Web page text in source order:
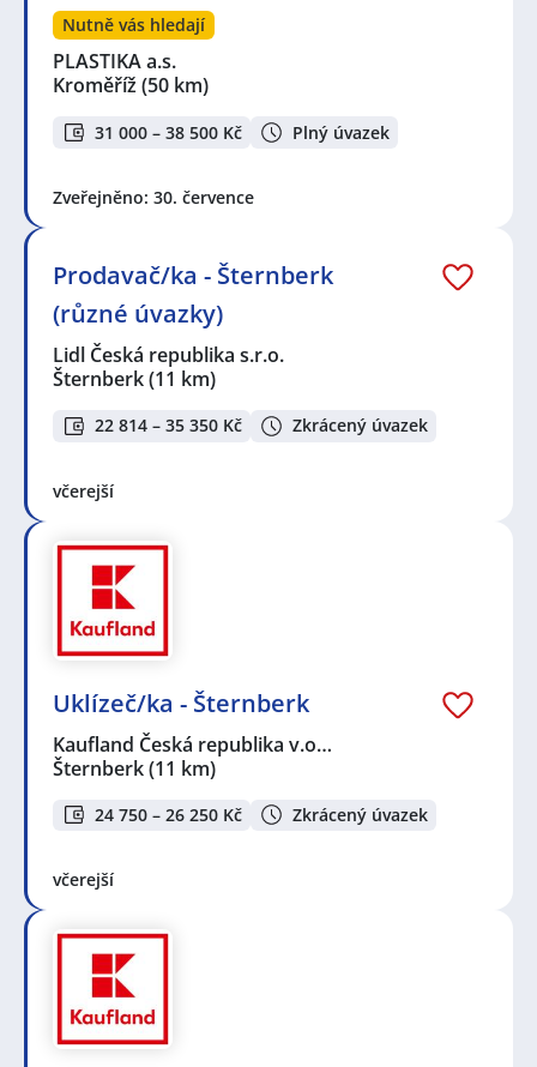
Nutně vás hledají
PLASTIKA a.s.
Kroměříž (50 km)
31 000 – 38 500 Kč Plný úvazek
Zveřejněno: 30. července
Prodavač/ka - Šternberk
(různé úvazky)
Lidl Česká republika s.r.o.
Šternberk(11 km)
22 814 – 35 350 Kč Zkrácený úvazek
včerejší
Uklízeč/ka - Šternberk
Kaufland Česká republika v.o…
Šternberk(11 km)
24 750 – 26 250 Kč Zkrácený úvazek
včerejší